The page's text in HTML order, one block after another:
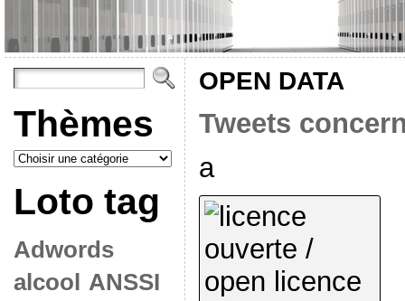
Thèmes
Loto tag
Adwords
alcool
ANSSI
OPEN DATA
Tweets
a